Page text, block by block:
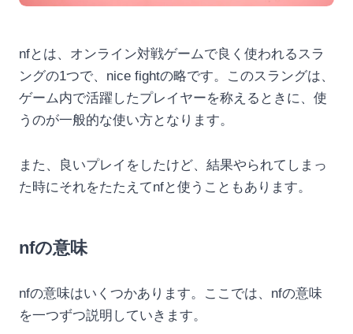
nfとは、オンライン対戦ゲームで良く使われるスラ
ングの1つで、nice fightの略です。このスラングは、
ゲーム内で活躍したプレイヤーを称えるときに、使
うのが一般的な使い方となります。
また、良いプレイをしたけど、結果やられてしまっ
た時にそれをたたえてnfと使うこともあります。
nfの意味
nfの意味はいくつかあります。ここでは、nfの意味
を一つずつ説明していきます。